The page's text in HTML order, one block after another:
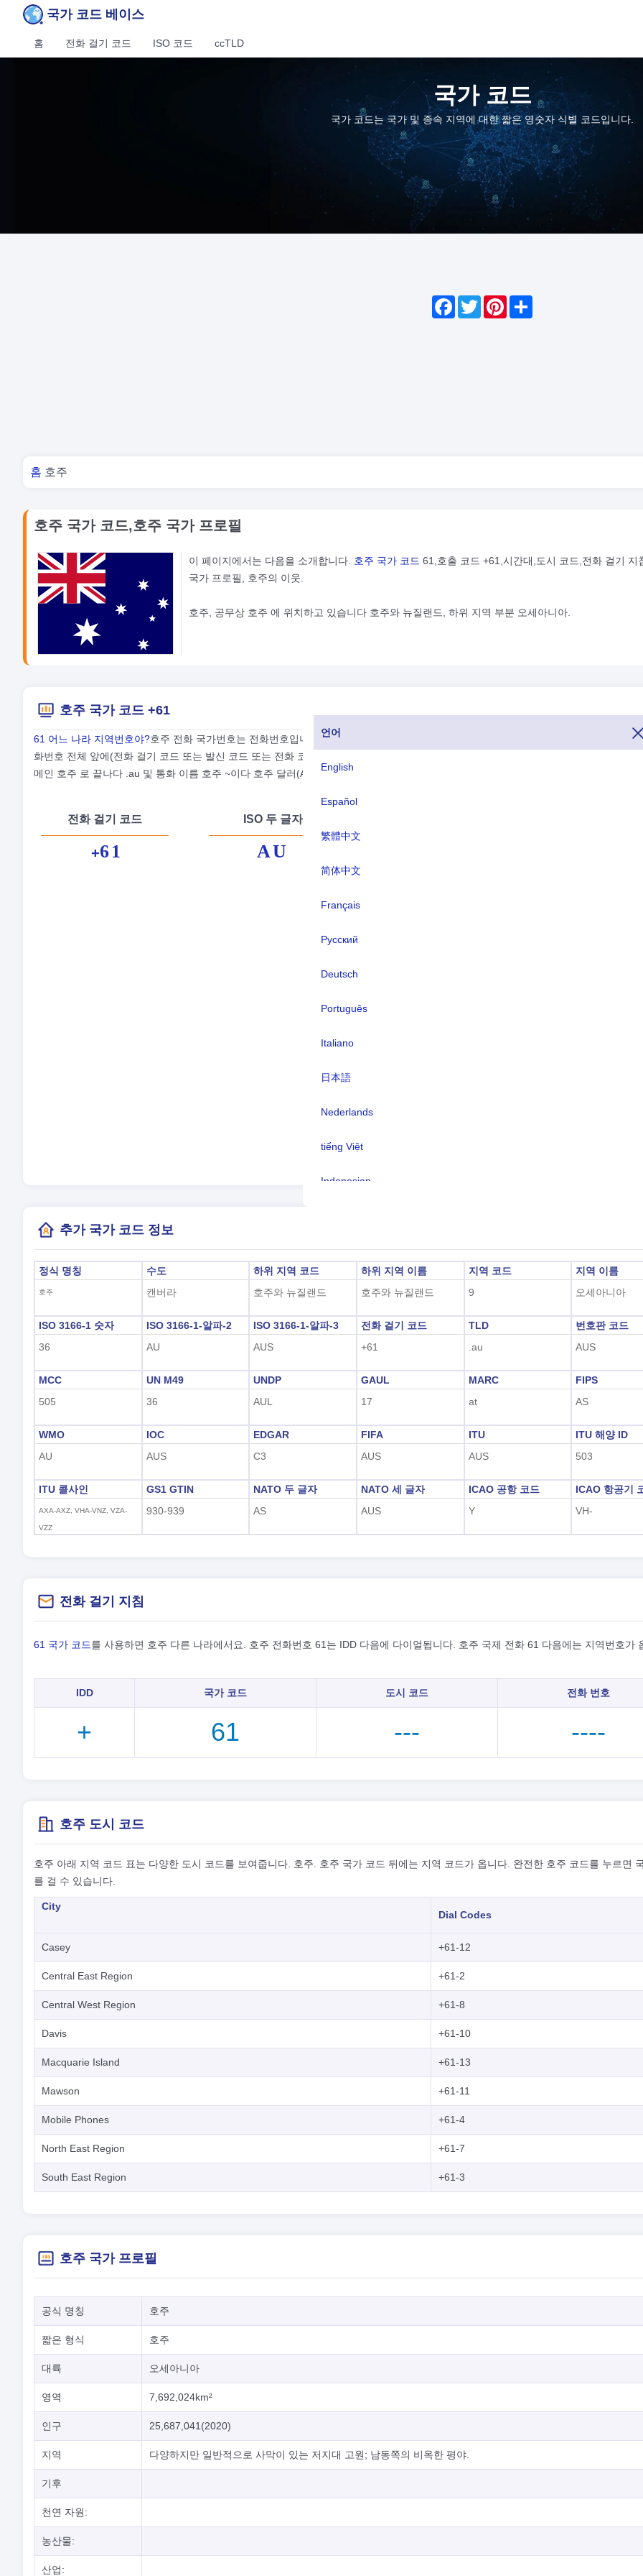
국가 코드 베이스
언어
English
Español
繁體中文
简体中文
Français
Русский
Deutsch
Português
Italiano
日本語
Nederlands
tiếng Việt
Indonesian
हिंदी
홈 전화 걸기 코드 ISO 코드 ccTLD
국가 코드
국가 코드는 국가 및 종속 지역에 대한 짧은 영숫자 식별 코드입니다.
Facebook
Twitter
Pinterest
Share
너 여기 있어
홈 호주
호주 국가 코드,호주 국가 프로필
이 페이지에서는 다음을 소개합니다. 호주 국가 코드 61,호출 코드 +61,시간대,도시 코드,전화 걸기 지
국가 프로필, 호주의 이웃.
호주, 공무상 호주 에 위치하고 있습니다 호주와 뉴질랜드, 하위 지역 부분 오세아니아.
호주 국가 코드 +61
61 어느 나라 지역번호야?호주 전화 국가번호는 전화번호입니다 61. 전화하고 싶다면 호주 다른 나라에서, 전화번호로 전화하시면 됩니
화번호 전체 앞에(전화 걸기 코드 또는 발신 코드 또는 전화 코드 호주 다음으로 시작 +61).최상위 수준
메인 호주 로 끝나다 .au 및 통화 이름 호주 ~이다 호주 달러(AUD).
전화 걸기 코드
+61
ISO 두 글자
AU
정식 명칭:
시간대:
(캔버라)
추가 국가 코드 정보
정식 명칭
호주
수도
캔버라
하위 지역 코드
호주와 뉴질랜드
하위 지역 이름
호주와 뉴질랜드
지역 코드
9
지역 이름
오세아니아
ISO 3166-1 숫자
36
ISO 3166-1-알파-2
AU
ISO 3166-1-알파-3
AUS
전화 걸기 코드
+61
TLD
.au
번호판 코드
AUS
MCC
505
UN M49
36
UNDP
AUL
GAUL
17
MARC
at
FIPS
AS
WMO
AU
IOC
AUS
EDGAR
C3
FIFA
AUS
ITU
AUS
ITU 해양 ID
503
ITU 콜사인
AXA-AXZ, VHA-VNZ, VZA-
VZZ
GS1 GTIN
930-939
NATO 두 글자
AS
NATO 세 글자
AUS
ICAO 공항 코드
Y
ICAO 항공기
VH-
전화 걸기 지침
61 국가 코드를 사용하면 호주 다른 나라에서요. 호주 전화번호 61는 IDD 다음에 다이얼됩니다. 호주 국제 전화 61 다음에는 지역번호가
IDD 국가 코드 도시 코드 전화 번호
+ 61 --- ----
호주 도시 코드
호주 아래 지역 코드 표는 다양한 도시 코드를 보여줍니다. 호주. 호주 국가 코드 뒤에는 지역 코드가 옵니다. 완전한 호주 코드를 누르면
를 걸 수 있습니다.
City
Dial Codes
Casey +61-12
Central East Region +61-2
Central West Region +61-8
Davis +61-10
Macquarie Island +61-13
Mawson +61-11
Mobile Phones +61-4
North East Region +61-7
South East Region +61-3
호주 국가 프로필
공식 명칭 호주
짧은 형식 호주
대륙 오세아니아
영역 7,692,024km²
인구 25,687,041(2020)
지역 다양하지만 일반적으로 사막이 있는 저지대 고원; 남동쪽의 비옥한 평야.
기후
천연 자원:
농산물:
산업: